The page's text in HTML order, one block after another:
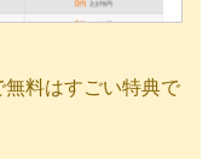
料はすごい特典で